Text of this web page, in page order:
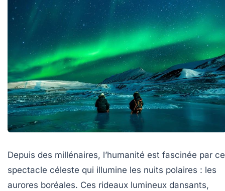
Depuis des millénaires, l’humanité est fascinée par ce
spectacle céleste qui illumine les nuits polaires : les
aurores boréales. Ces rideaux lumineux dansants,